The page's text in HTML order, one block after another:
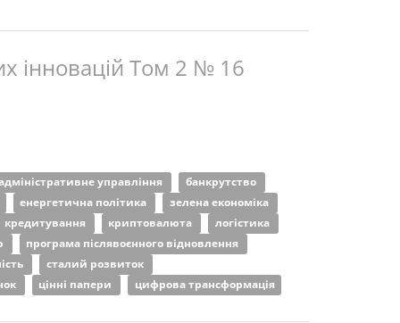
інновацій Том 2 № 16
управління
банкрутство
енергетична політика
зелена економіка
кредитування криптовалюта
логістика
програма післявоєнного відновлення
сталий розвиток
цінні папери
цифрова трансформація